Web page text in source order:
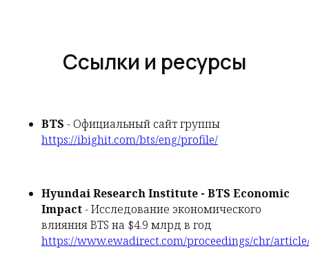
Ссылки и ресурсы
BTS - Официальный сайт группы
https://ibighit.com/bts/eng/profile/
Hyundai Research Institute - BTS Economic
Impact- Исследование экономического
влияния BTS на $4.9 млрд в год
https://www.ewadirect.com/proceedings/chr/